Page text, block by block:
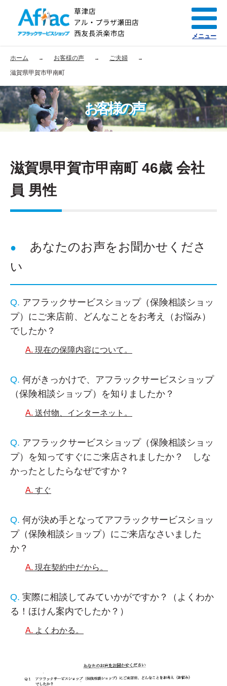
ホーム お客様の声 ご夫婦
滋賀県甲賀市甲南町
お客様の声
滋賀県甲賀市甲南町 46歳 会社
員 男性
あなたのお声をお聞かせくださ
い
アフラックサービスショップ（保険相談ショッ
プ）にご来店前、どんなことをお考え（お悩み）
でしたか？
現在の保障内容について。
何がきっかけで、アフラックサービスショップ
（保険相談ショップ）を知りましたか？
送付物、インターネット。
アフラックサービスショップ（保険相談ショッ
プ）を知ってすぐにご来店されましたか？ しな
かったとしたらなぜですか？
すぐ
何が決め手となってアフラックサービスショッ
プ（保険相談ショップ）にご来店なさいました
か？
現在契約中だから。
実際に相談してみていかがですか？（よくわか
る！ほけん案内でしたか？）
よくわかる。
メニュー